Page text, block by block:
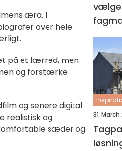
æra. I
over hele
på et lærred, men
og forstærke
og senere digital
realistisk og
sæder og
31. March
Tagpap